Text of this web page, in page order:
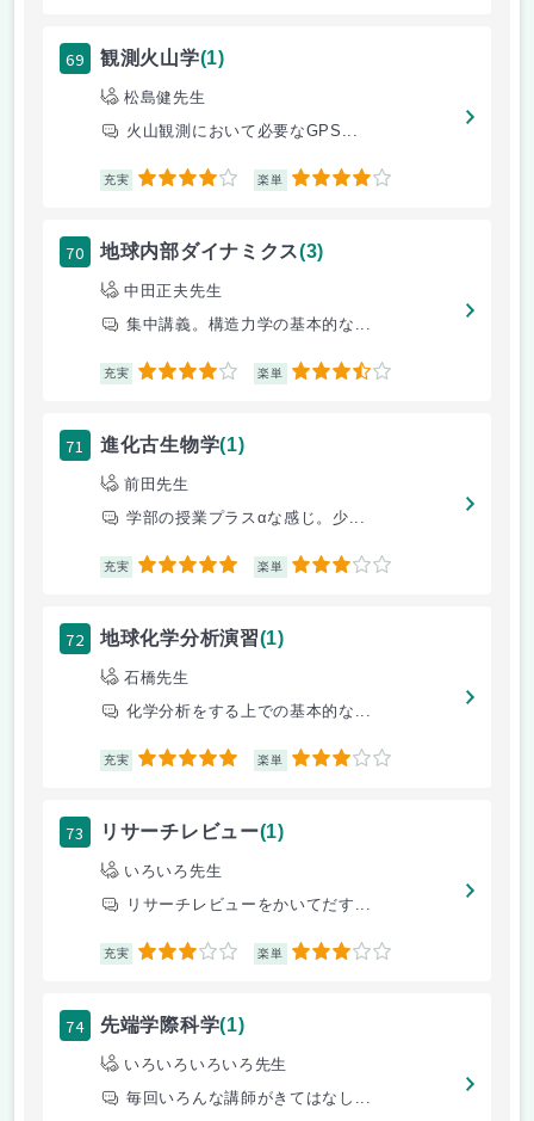
69 観測火山学(1)
松島健先生
火山観測において必要なGPS...
充実 4 楽単 4
70 地球内部ダイナミクス(3)
中田正夫先生
集中講義。構造力学の基本的な...
充実 4 楽単 3.5
71 進化古生物学(1)
前田先生
学部の授業プラスαな感じ。少...
充実 5 楽単 3
72 地球化学分析演習(1)
石橋先生
化学分析をする上での基本的な...
充実 5 楽単 3
73 リサーチレビュー(1)
いろいろ先生
リサーチレビューをかいてだす...
充実 3 楽単 3
74 先端学際科学(1)
いろいろいろいろ先生
毎回いろんな講師がきてはなし...